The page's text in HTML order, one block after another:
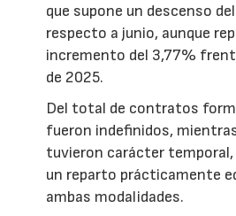
que supone un descenso
respecto a junio, aunque
incremento del 3,77%
de 2025.
Del total de contratos
fueron indefinidos,
tuvieron carácter
un reparto prácticamente
ambas modalidades.